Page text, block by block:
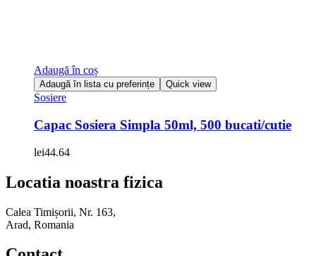
Adaugă în coș
Adaugă în lista cu preferințe Quick view
Sosiere
Capac Sosiera Simpla 50ml, 500 bucati/cutie
lei44.64
Locatia noastra fizica
Calea Timișorii, Nr. 163,
Arad, Romania